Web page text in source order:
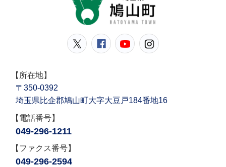
鳩山町公式Twitter
鳩山町公式Facebook
鳩山町公式
【所在地】
〒350-0392
埼玉県比企郡鳩山町大字大豆戸184番地16
【電話番号】
049-296-1211
【ファクス番号】
049-296-2594